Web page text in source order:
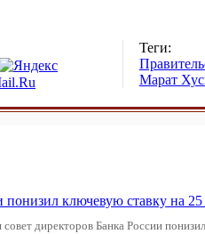
Теги:
Марат
понизил ключевую ставку на
директоров Банка России